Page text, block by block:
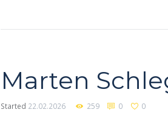
Marten
Started 22.02.2026 259 0 0